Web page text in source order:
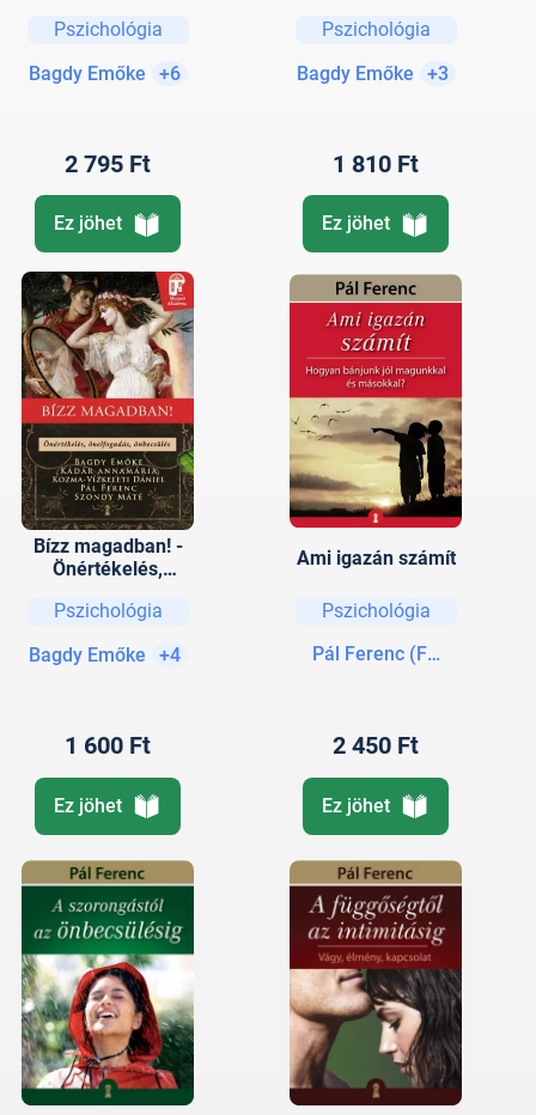
helyzetekben?
Pszichológia
Bagdy Emőke
+6
2 795 Ft
Ez jöhet
Pszichológia
Bagdy Emőke
+3
1 810 Ft
Ez jöhet
Bízz magadban! -
Önértékelés,
önbecsülés
Pszichológia
Bagdy Emőke
+4
1 600 Ft
Ez jöhet
Ami igazán számít
Pszichológia
Pál Ferenc (Feri atya)
2 450 Ft
Ez jöhet